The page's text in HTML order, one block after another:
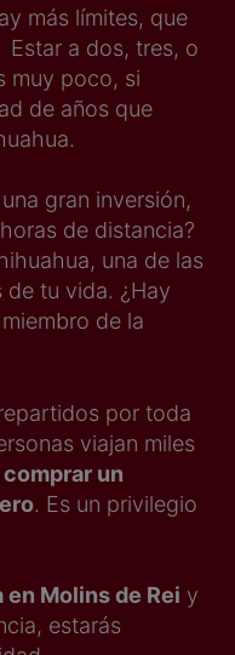
más límites, que
Estar a dos, tres, o
muy poco, si
de años que
gran inversión,
de distancia?
una de las
de tu vida. ¿Hay
de la
por toda
viajan miles
comprar un
. Es un privilegio
Molins de Rei y
estarás